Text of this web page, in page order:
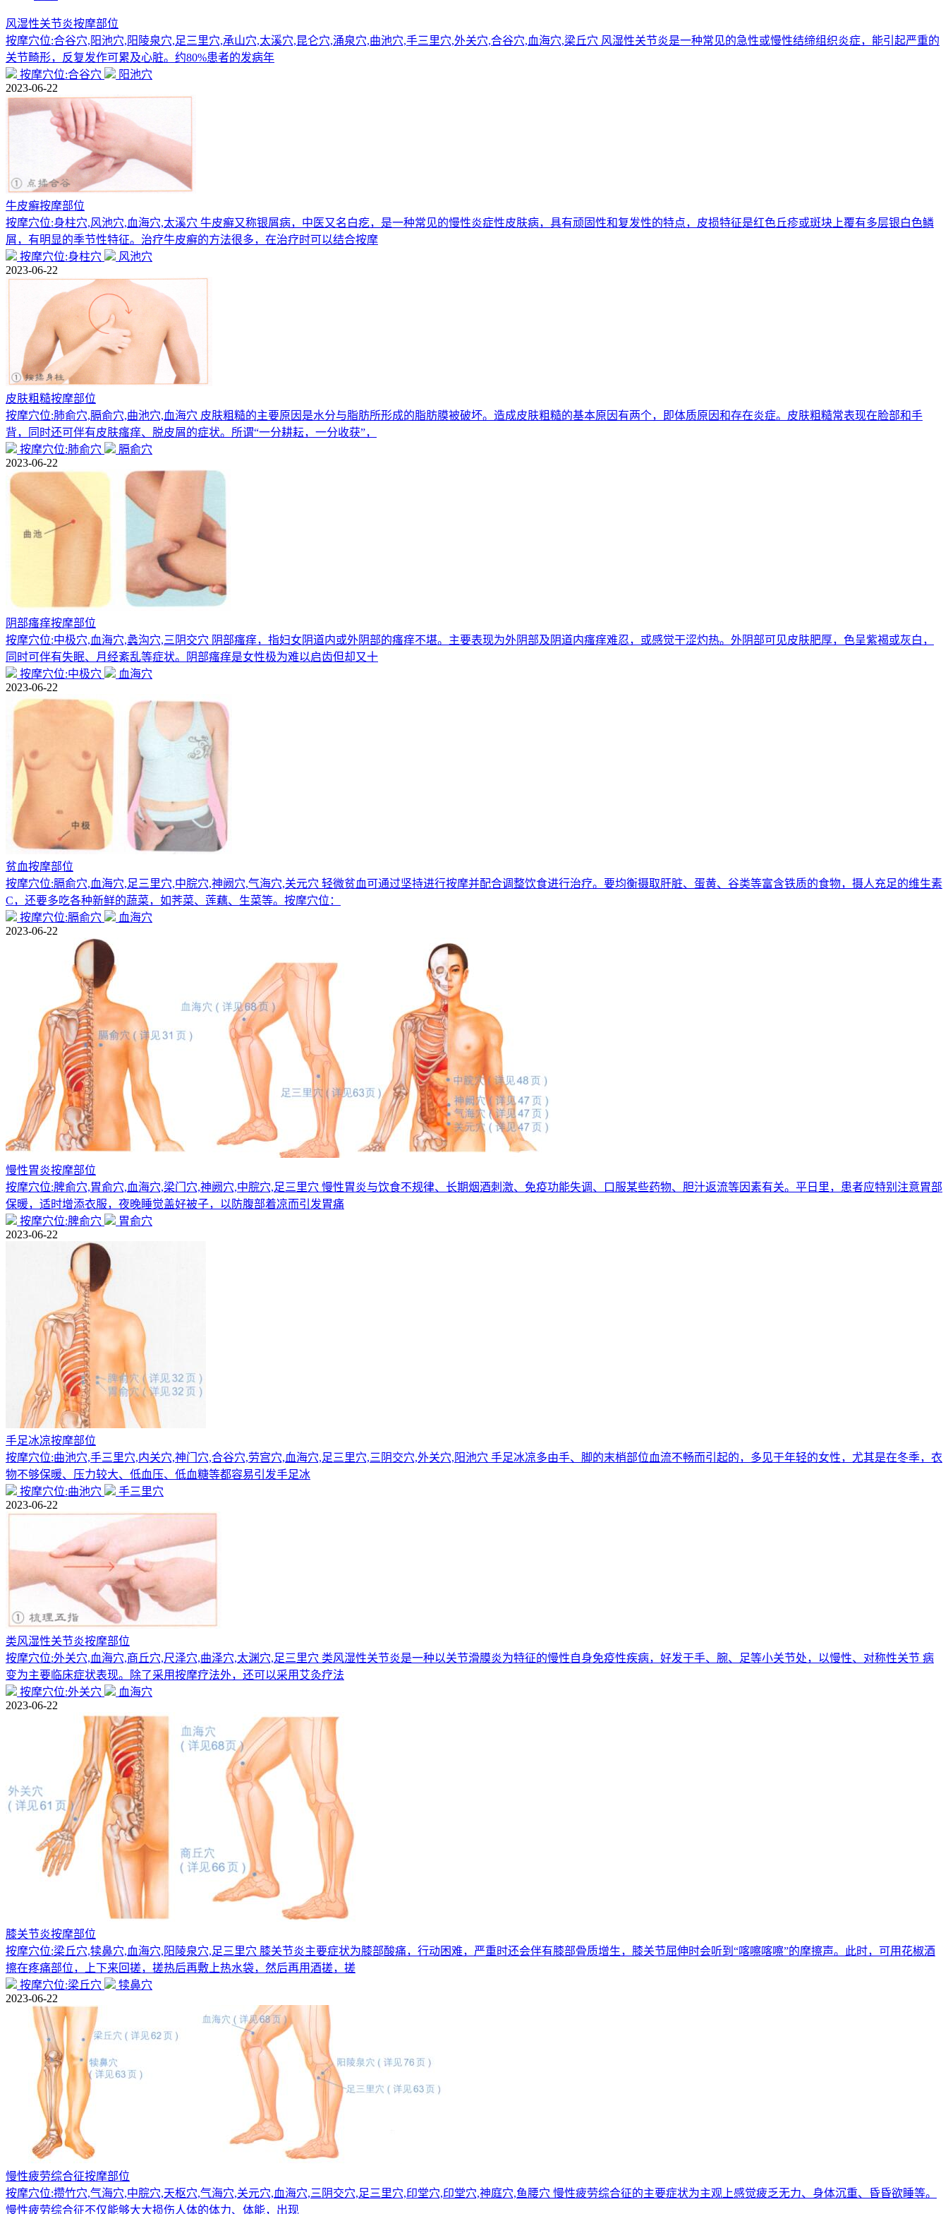
风湿性关节炎按摩部位
按摩穴位:合谷穴,阳池穴,阳陵泉穴,足三里穴,承山穴,太溪穴,昆仑穴,涌泉穴,曲池穴,手三里穴,外关穴,合谷穴,血海穴,梁丘穴 风湿性关节炎是一种常见的急性或慢性结缔组织炎症，能引起严重的
关节畸形，反复发作可累及心脏。约80%患者的发病年
按摩穴位:合谷穴
阳池穴
2023-06-22
牛皮癣按摩部位
按摩穴位:身柱穴,风池穴,血海穴,太溪穴 牛皮癣又称银屑病，中医又名白疙，是一种常见的慢性炎症性皮肤病，具有顽固性和复发性的特点，皮损特征是红色丘疹或斑块上覆有多层银白色鳞
屑，有明显的季节性特征。治疗牛皮癣的方法很多，在治疗时可以结合按摩
按摩穴位:身柱穴
风池穴
2023-06-22
皮肤粗糙按摩部位
按摩穴位:肺俞穴,膈俞穴,曲池穴,血海穴 皮肤粗糙的主要原因是水分与脂肪所形成的脂肪膜被破坏。造成皮肤粗糙的基本原因有两个，即体质原因和存在炎症。皮肤粗糙常表现在脸部和手
背，同时还可伴有皮肤瘙痒、脱皮屑的症状。所谓“一分耕耘，一分收获”，
按摩穴位:肺俞穴
膈俞穴
2023-06-22
阴部瘙痒按摩部位
按摩穴位:中极穴,血海穴,蠡沟穴,三阴交穴 阴部瘙痒，指妇女阴道内或外阴部的瘙痒不堪。主要表现为外阴部及阴道内瘙痒难忍，或感觉干涩灼热。外阴部可见皮肤肥厚，色呈紫褐或灰白，
同时可伴有失眠、月经紊乱等症状。阴部瘙痒是女性极为难以启齿但却又十
按摩穴位:中极穴
血海穴
2023-06-22
贫血按摩部位
按摩穴位:膈俞穴,血海穴,足三里穴,中脘穴,神阙穴,气海穴,关元穴 轻微贫血可通过坚持进行按摩并配合调整饮食进行治疗。要均衡摄取肝脏、蛋黄、谷类等富含铁质的食物，摄人充足的维生素
C，还要多吃各种新鲜的蔬菜，如荠菜、莲藕、生菜等。按摩穴位：
按摩穴位:膈俞穴
血海穴
2023-06-22
慢性胃炎按摩部位
按摩穴位:脾俞穴,胃俞穴,血海穴,梁门穴,神阙穴,中脘穴,足三里穴 慢性胃炎与饮食不规律、长期烟酒刺激、免疫功能失调、口服某些药物、胆汁返流等因素有关。平日里，患者应特别注意胃部
保暖，适时增添衣服，夜晚睡觉盖好被子，以防腹部着凉而引发胃痛
按摩穴位:脾俞穴
胃俞穴
2023-06-22
手足冰凉按摩部位
按摩穴位:曲池穴,手三里穴,内关穴,神门穴,合谷穴,劳宫穴,血海穴,足三里穴,三阴交穴,外关穴,阳池穴 手足冰凉多由手、脚的末梢部位血流不畅而引起的，多见于年轻的女性，尤其是在冬季，衣
物不够保暖、压力较大、低血压、低血糖等都容易引发手足冰
按摩穴位:曲池穴
手三里穴
2023-06-22
类风湿性关节炎按摩部位
按摩穴位:外关穴,血海穴,商丘穴,尺泽穴,曲泽穴,太渊穴,足三里穴 类风湿性关节炎是一种以关节滑膜炎为特征的慢性自身免疫性疾病，好发于手、腕、足等小关节处，以慢性、对称性关节 病
变为主要临床症状表现。除了采用按摩疗法外，还可以采用艾灸疗法
按摩穴位:外关穴
血海穴
2023-06-22
膝关节炎按摩部位
按摩穴位:梁丘穴,犊鼻穴,血海穴,阳陵泉穴,足三里穴 膝关节炎主要症状为膝部酸痛，行动困难，严重时还会伴有膝部骨质增生，膝关节屈伸时会听到“喀嚓喀嚓”的摩擦声。此时，可用花椒酒
擦在疼痛部位，上下来回搓，搓热后再敷上热水袋，然后再用酒搓，搓
按摩穴位:梁丘穴
犊鼻穴
2023-06-22
慢性疲劳综合征按摩部位
按摩穴位:攒竹穴,气海穴,中脘穴,天枢穴,气海穴,关元穴,血海穴,三阴交穴,足三里穴,印堂穴,印堂穴,神庭穴,鱼腰穴 慢性疲劳综合征的主要症状为主观上感觉疲乏无力、身体沉重、昏昏欲睡等。
慢性疲劳综合征不仅能够大大损伤人体的体力、体能，出现